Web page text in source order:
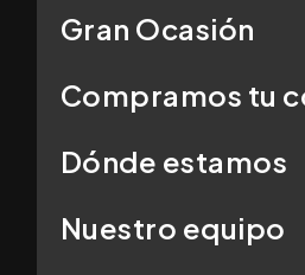
Gran Ocasión
Compramos tu
Dónde estamos
Nuestro equipo